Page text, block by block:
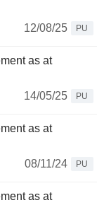
12/08/25
PU
as at
14/05/25
PU
as at
08/11/24
PU
as at